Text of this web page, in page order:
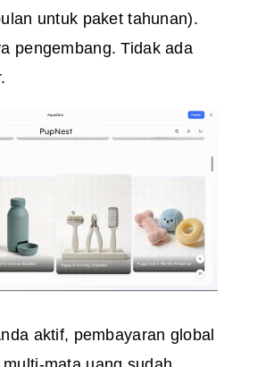
untuk paket tahunan).
pengembang. Tidak ada
aktif, pembayaran global